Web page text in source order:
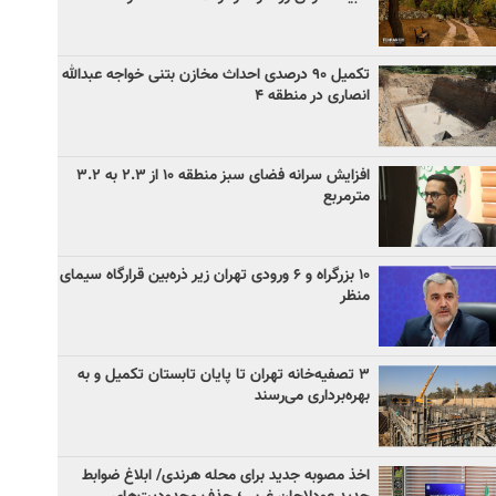
تکمیل ۹۰ درصدی احداث مخازن بتنی خواجه عبدالله
انصاری در منطقه ۴
افزایش سرانه فضای سبز منطقه ۱۰ از ۲.۳ به ۳.۲
مترمربع
۱۰ بزرگراه و ۶ ورودی تهران زیر ذره‌بین قرارگاه سیمای
منظر
۳ ﺗﺼﻔﻴﻪ‌ﺧﺎﻧﻪ‌ تهران تا پایان تابستان تکمیل و به
بهره‌برداری می‌رسند
اخذ مصوبه جدید برای محله هرندی/ ابلاغ ضوابط